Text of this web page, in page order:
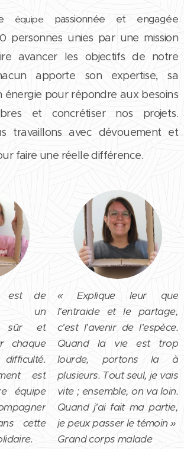
équipe passionnée et engagée
personnes unies par une mission
avancer les objectifs de notre
apporte son expertise, sa
énergie pour répondre aux besoins
et concrétiser nos projets.
travaillons avec dévouement et
faire une réelle différence.
est de
un
sûr et
chaque
est
équipe
cette
« Explique leur que
l'entraide et le partage,
c'est l'avenir de l'espèce.
Quand la vie est trop
lourde, portons la à
plusieurs. Tout seul, je vais
vite ; ensemble, on va loin.
Quand j'ai fait ma partie,
je peux passer le témoin »
Grand corps malade